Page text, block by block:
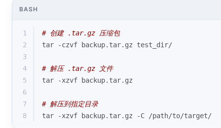
BASH
1
# 创建 .tar.gz 压缩包
2
tar -czvf backup.tar.gz test_dir/
3
4
# 解压 .tar.gz 文件
5
tar -xzvf backup.tar.gz
6
7
# 解压到指定目录
8
tar -xzvf backup.tar.gz -C /path/to/target/